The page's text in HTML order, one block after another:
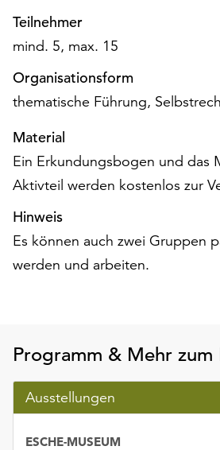
zur
Verfügung.
Funktionale
Cookies
werden
auch
ohne
Ihr
Einverständnis
weiterhin
Möchten
Sie
die
erreichen
Sie
die
Einstellungen
über
die
Teilnehmer
mind. 5, max. 15
Organisationsform
thematische Führung,
Material
Ein Erkundungsbogen und das
Aktivteil werden kostenlos zur
Hinweis
Es können auch zwei Gruppen
werden und arbeiten.
Programm & Mehr zum
Ausstellungen
ESCHE-MUSEUM